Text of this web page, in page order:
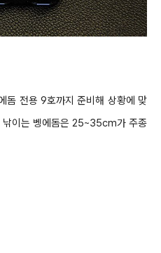
돔 전용9호까지 준비해 상황에 맞
이는 벵에돔은 25~35cm가 주종